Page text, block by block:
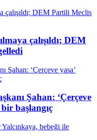
çalışıldı; DEM
Şahan: ‘Çerçeve
başlangıç